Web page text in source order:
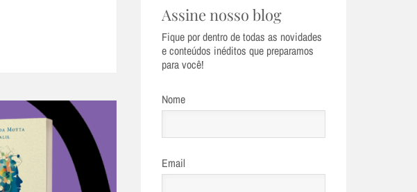
Assine nosso blog
Fique por dentro de todas as novidades
e conteúdos inéditos que preparamos
para você!
Nome
Email